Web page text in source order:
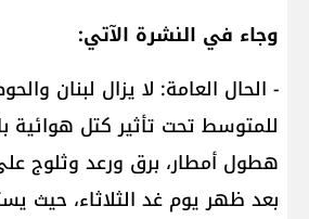
وجاء في النشرة الآتي:
- الحال العامة: لا يزال لبنان
للمتوسط تحت تأثير كتل هوائية
هطول أمطار، برق ورعد وثلوج
بعد ظهر يوم غد الثلاثاء، حيث